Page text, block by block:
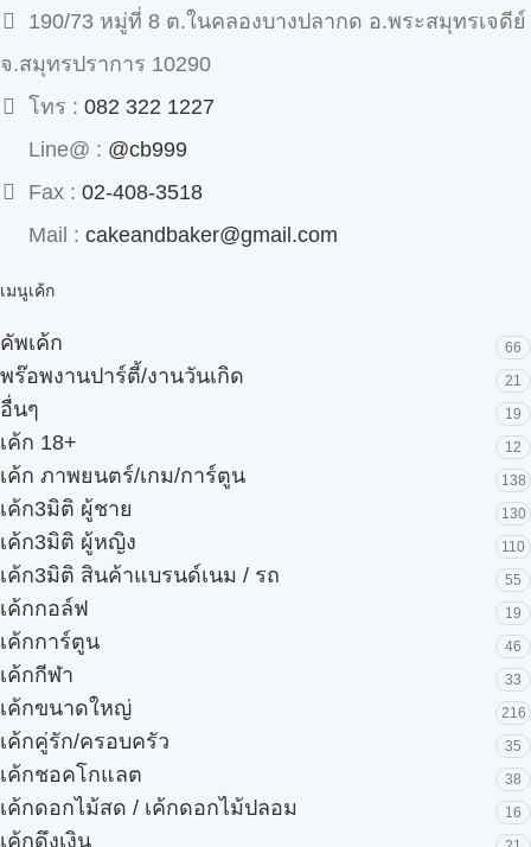
190/73 หมู่ที่ 8 ต.ในคลองบางปลากด อ.พระสมุทรเจดีย์
จ.สมุทรปราการ 10290
โทร : 082 322 1227
Line@ : @cb999
Fax : 02-408-3518
Mail : cakeandbaker@gmail.com
เมนูเค้ก
คัพเค้ก 66
พร๊อพงานปาร์ตี้/งานวันเกิด 21
อื่นๆ 19
เค้ก 18+ 12
เค้ก ภาพยนตร์/เกม/การ์ตูน 138
เค้ก3มิติ ผู้ชาย 130
เค้ก3มิติ ผู้หญิง 110
เค้ก3มิติ สินค้าแบรนด์เนม / รถ 55
เค้กกอล์ฟ 19
เค้กการ์ตูน 46
เค้กกีฬา 33
เค้กขนาดใหญ่ 216
เค้กคู่รัก/ครอบครัว 35
เค้กชอคโกแลต 38
เค้กดอกไม้สด / เค้กดอกไม้ปลอม 16
เค้กดึงเงิน